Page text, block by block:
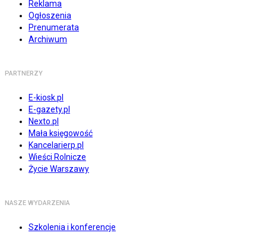
Reklama
Ogłoszenia
Prenumerata
Archiwum
PARTNERZY
E-kiosk.pl
E-gazety.pl
Nexto.pl
Mała księgowość
Kancelarierp.pl
Wieści Rolnicze
Życie Warszawy
NASZE WYDARZENIA
Szkolenia i konferencje